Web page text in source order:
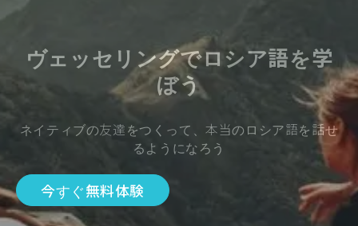
ヴェッセリングでロシア語を学
ぼう
ネイティブの友達をつくって、本当のロシア語を話せ
るようになろう
今すぐ無料体験